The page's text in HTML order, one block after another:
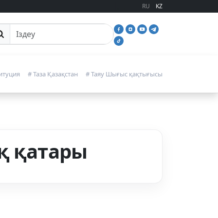
RU KZ
іздеу
# Таза Қазақстан # Таяу Шығыс қақтығысы
қатары